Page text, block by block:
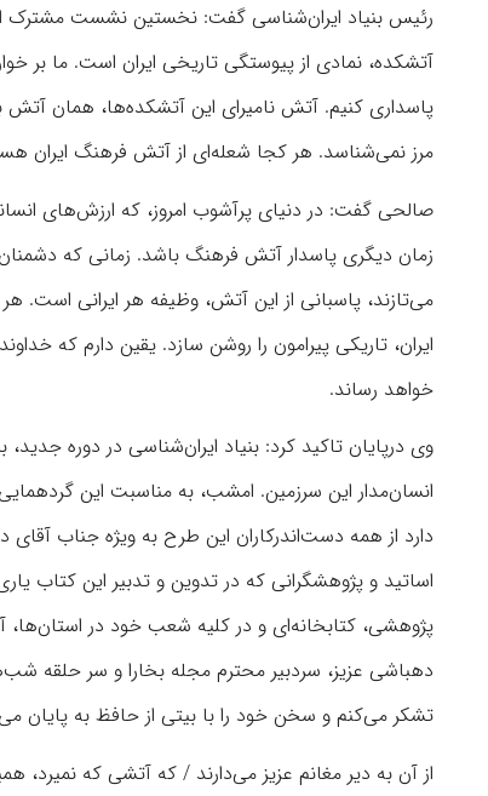
رئیس بنیاد ایران‌شناسی گفت: نخستین نشست مشترک
آتشکده، نمادی از پیوستگی تاریخی ایران است. ما بر
پاسداری کنیم. آتش نامیرای این آتشکده‌ها، همان
مرز نمی‌شناسد. هر کجا شعله‌ای از آتش فرهنگ ایران
صالحی گفت: در دنیای پرآشوب امروز، که ارزش‌های
زمان دیگری پاسدار آتش فرهنگ باشد. زمانی که
می‌تازند، پاسبانی از این آتش، وظیفه هر ایرانی است.
ایران، تاریکی پیرامون را روشن سازد. یقین دارم که
خواهد رساند.
وی درپایان تاکید کرد: بنیاد ایران‌شناسی در دوره
انسان‌مدار این سرزمین. امشب، به مناسبت این
دارد از همه دست‌اندرکاران این طرح به ویژه جناب آقای
اساتید و پژوهشگرانی که در تدوین و تدبیر این کتاب
پژوهشی، کتابخانه‌ای و در کلیه شعب خود در استان‌ها،
دهباشی عزیز، سردبیر محترم مجله بخارا و سر حلقه
تشکر می‌کنم و سخن خود را با بیتی از حافظ به پایان
از آن به دیر مغانم عزیز می‌دارند / که آتشی که